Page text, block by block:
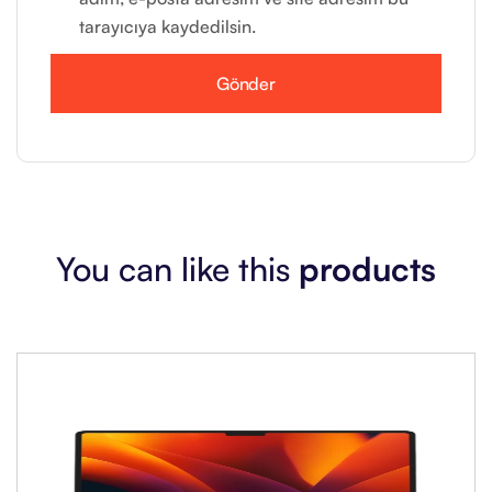
tarayıcıya kaydedilsin.
You can like this products